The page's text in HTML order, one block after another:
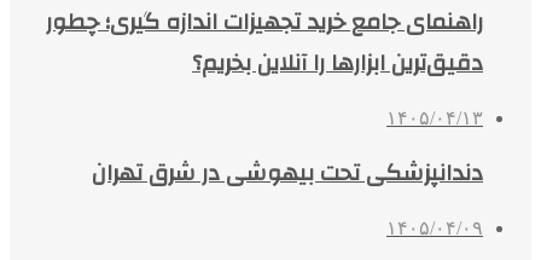
راهنمای جامع خرید تجهیزات اندازه گیری؛ چطور
دقیق‌ترین ابزارها را آنلاین بخریم؟
۱۴۰۵/۰۴/۱۳
دندانپزشکی تحت بیهوشی در شرق تهران
۱۴۰۵/۰۴/۰۹